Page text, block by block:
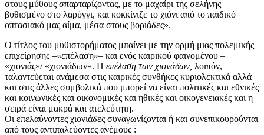
στους μύθους σπαρταρίζοντας, με το μαχαίρι της σελήνης
βυθισμένο στο λαρύγγι, και κοκκίνιζε το χιόνι από το παιδικό
οπτασιακό μας αίμα, μέσα στους βοριάδες».
Ο τίτλος του μυθιστορήματος μπαίνει με την ορμή μιας πολεμικής
επιχείρησης –«επέλαση»– και ενός καιρικού φαινομένου –
«χιονιάς»/ «χιονιάδων». Η επέλαση των χιονάδων, λοιπόν,
ταλαντεύεται ανάμεσα στις καιρικές συνθήκες κυριολεκτικά αλλά
και στις άλλες συμβολικά που μπορεί να είναι πολιτικές και εθνικές
και κοινωνικές και οικονομικές και ηθικές και οικογενειακές και η
σειρά είναι μακρά και ατελεύτητη.
Οι επελαύνοντες χιονιάδες συναγωνίζονται ή και συνεπικουρούνται
από τους αντιπαλεύοντες ανέμους :